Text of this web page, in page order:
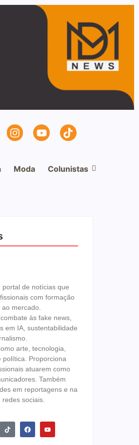
Moda Colunistas
portal de notícias que
com formação
mercado.
às fake news,
em IA, sustentabilidade
arte, tecnologia,
política. Proporciona
atuarem como
Também
em reportagens e na
sociais.